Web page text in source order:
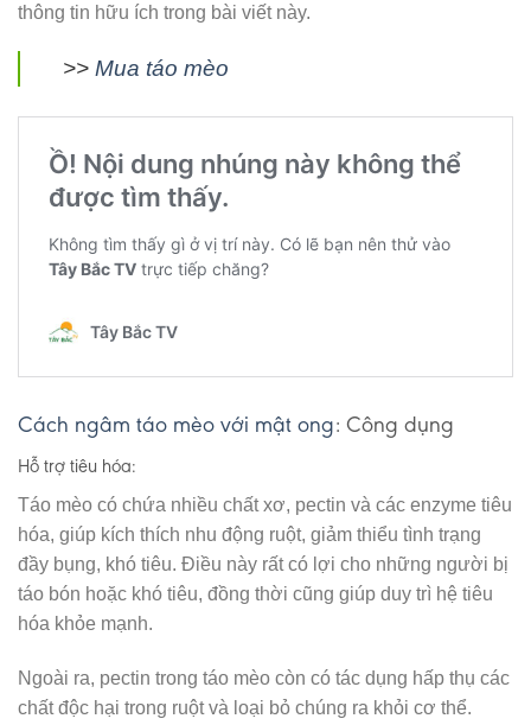
thông tin hữu ích trong bài viết này.
>> Mua táo mèo
Cách ngâm táo mèo với mật ong: Công dụng
Hỗ trợ tiêu hóa:
Táo mèo có chứa nhiều chất xơ, pectin và các enzyme tiêu
hóa, giúp kích thích nhu động ruột, giảm thiểu tình trạng
đầy bụng, khó tiêu. Điều này rất có lợi cho những người bị
táo bón hoặc khó tiêu, đồng thời cũng giúp duy trì hệ tiêu
hóa khỏe mạnh.
Ngoài ra, pectin trong táo mèo còn có tác dụng hấp thụ các
chất độc hại trong ruột và loại bỏ chúng ra khỏi cơ thể.